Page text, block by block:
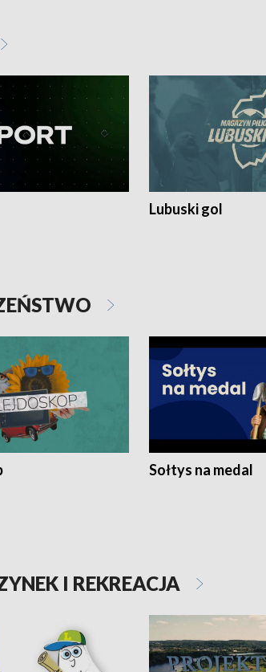
Lubuski gol
Sołtys na medal
I REKREACJA